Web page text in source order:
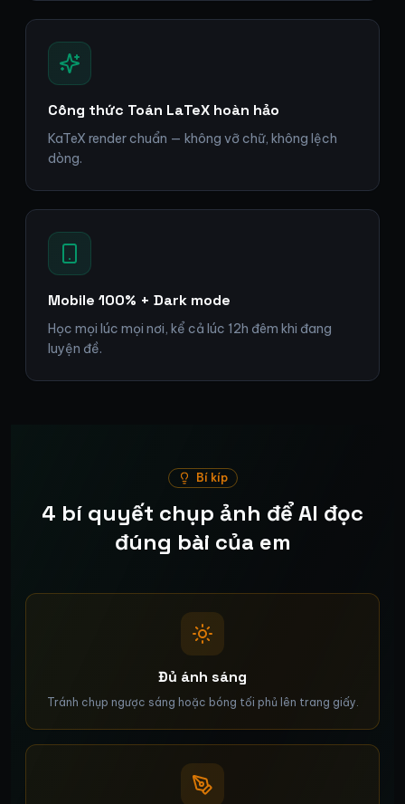
Công thức Toán LaTeX hoàn hảo
KaTeX render chuẩn — không vỡ chữ, không lệch
dòng.
Mobile 100% + Dark mode
Học mọi lúc mọi nơi, kể cả lúc 12h đêm khi đang
luyện đề.
Bí kíp
4 bí quyết chụp ảnh để AI đọc
đúng bài của em
Đủ ánh sáng
Tránh chụp ngược sáng hoặc bóng tối phủ lên trang giấy.